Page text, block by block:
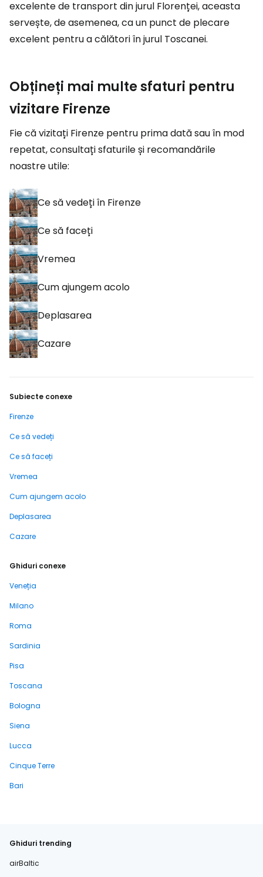
excelente de transport din jurul Florenței, aceasta
servește, de asemenea, ca un punct de plecare
excelent pentru a călători în jurul Toscanei.
Obțineți mai multe sfaturi pentru
vizitare Firenze
Fie că vizitați Firenze pentru prima dată sau în mod
repetat, consultați sfaturile și recomandările
noastre utile:
Ce să vedeți în Firenze
Ce să faceți
Vremea
Cum ajungem acolo
Deplasarea
Cazare
Subiecte conexe
Firenze
Ce să vedeți
Ce să faceți
Vremea
Cum ajungem acolo
Deplasarea
Cazare
Ghiduri conexe
Veneția
Milano
Roma
Sardinia
Pisa
Toscana
Bologna
Siena
Lucca
Cinque Terre
Bari
Ghiduri trending
airBaltic